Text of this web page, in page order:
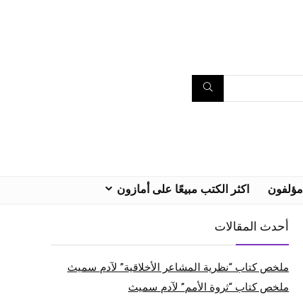
مؤلفون اكثر الكتب مبيعًا على أمازون
أحدث المقالات
ملخص كتاب “نظرية المشاعر الأخلاقية” لآدم سميث
ملخص كتاب “ثروة الأمم” لآدم سميث